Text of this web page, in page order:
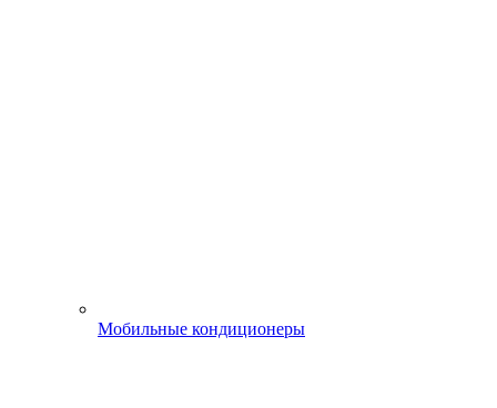
Мобильные кондиционеры